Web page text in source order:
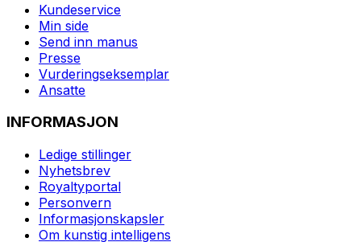
Kundeservice
Min side
Send inn manus
Presse
Vurderingseksemplar
Ansatte
INFORMASJON
Ledige stillinger
Nyhetsbrev
Royaltyportal
Personvern
Informasjonskapsler
Om kunstig intelligens